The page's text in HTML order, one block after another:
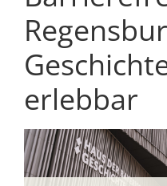
erlebbar